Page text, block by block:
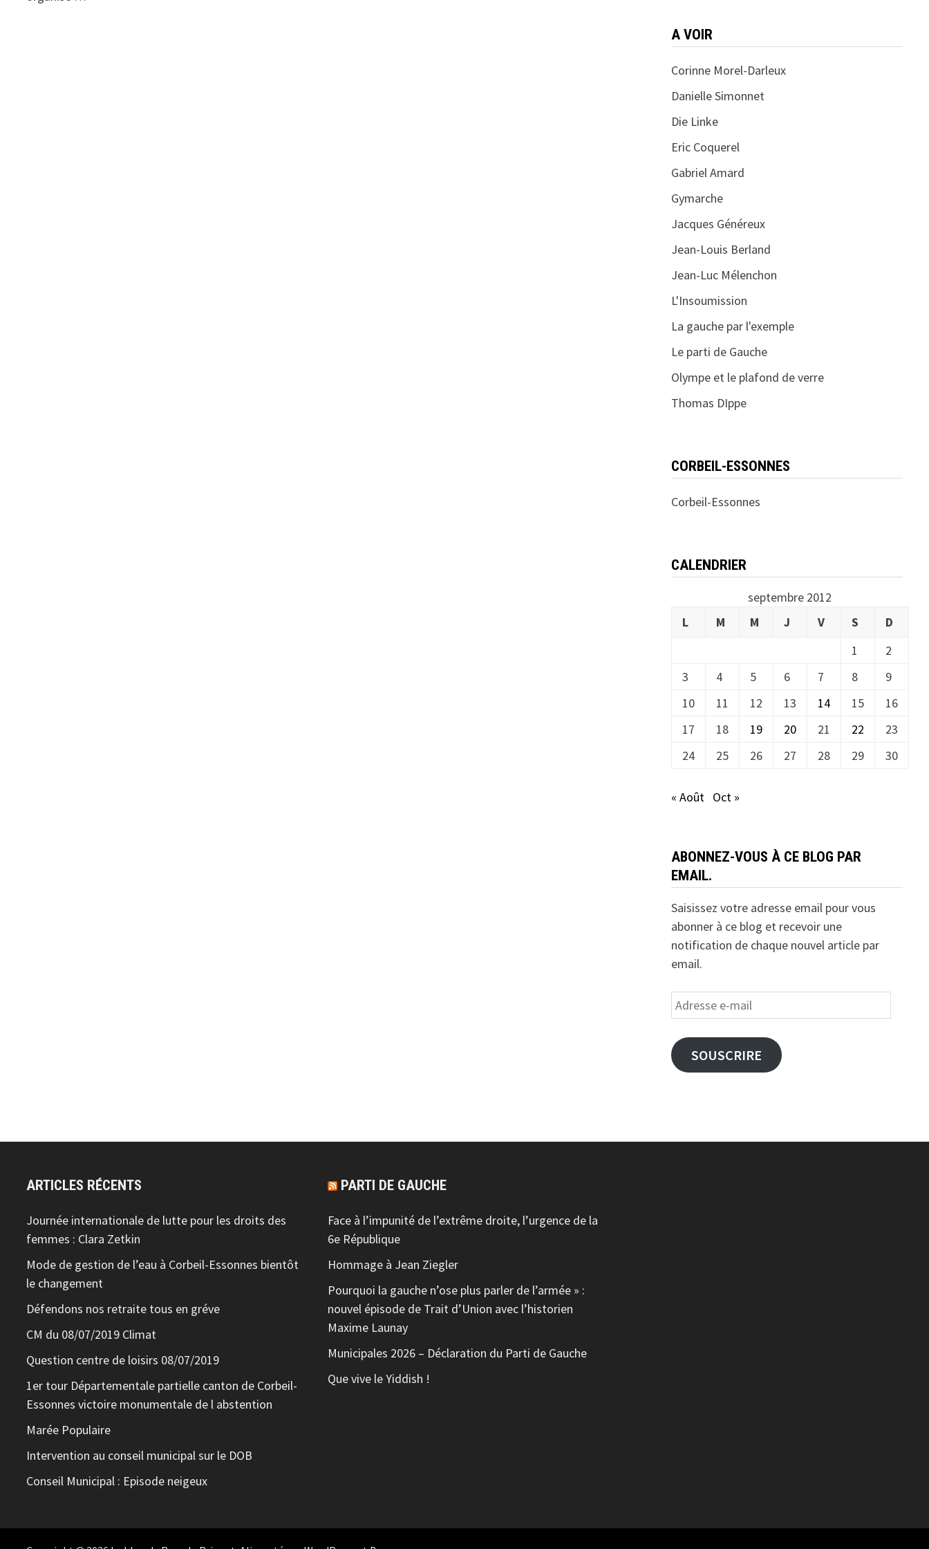
A VOIR
Corinne Morel-Darleux
Danielle Simonnet
Die Linke
Eric Coquerel
Gabriel Amard
Gymarche
Jacques Généreux
Jean-Louis Berland
Jean-Luc Mélenchon
L'Insoumission
La gauche par l'exemple
Le parti de Gauche
Olympe et le plafond de verre
Thomas DIppe
CORBEIL-ESSONNES
Corbeil-Essonnes
CALENDRIER
septembre 2012
L
M M J V S
D
1
2
3
4 5 6 7 8
9
10
11 12 13 14 15
16
17
18 19 20 21 22
23
24
25 26 27 28 29 30
« Août Oct »
ABONNEZ-VOUS À CE BLOG PAR
EMAIL.
Saisissez votre adresse email pour vous
abonner à ce blog et recevoir une
notification de chaque nouvel article par
email.
Adresse
e-
mail
SOUSCRIRE
ARTICLES RÉCENTS
Journée internationale de lutte pour les droits des
femmes : Clara Zetkin
Mode de gestion de l’eau à Corbeil-Essonnes bientôt
le changement
Défendons nos retraite tous en gréve
CM du 08/07/2019 Climat
Question centre de loisirs 08/07/2019
1er tour Départementale partielle canton de Corbeil-
Essonnes victoire monumentale de l abstention
Marée Populaire
Intervention au conseil municipal sur le DOB
Conseil Municipal : Episode neigeux
PARTI DE GAUCHE
Face à l’impunité de l’extrême droite, l’urgence de la
6e République
Hommage à Jean Ziegler
Pourquoi la gauche n’ose plus parler de l’armée » :
nouvel épisode de Trait d’Union avec l’historien
Maxime Launay
Municipales 2026 – Déclaration du Parti de Gauche
Que vive le Yiddish !